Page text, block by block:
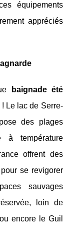
équipements
appréciés
baignade été
Le lac de Serre-
des plages
à température
offrent des
se revigorer
sauvages
loin de
encore le Guil